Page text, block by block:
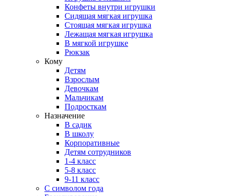
Конфеты внутри игрушки
Сидящая мягкая игрушка
Стоящая мягкая игрушка
Лежащая мягкая игрушка
В мягкой игрушке
Рюкзак
Кому
Детям
Взрослым
Девочкам
Мальчикам
Подросткам
Назначение
В садик
В школу
Корпоративные
Детям сотрудников
1-4 класс
5-8 класс
9-11 класс
С символом года